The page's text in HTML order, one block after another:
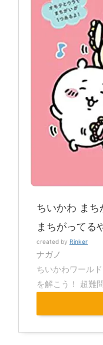
ちいかわ まち
まちがってる
created by Rinker
ナガノ
ちいかわワール
を解こう！ 超難